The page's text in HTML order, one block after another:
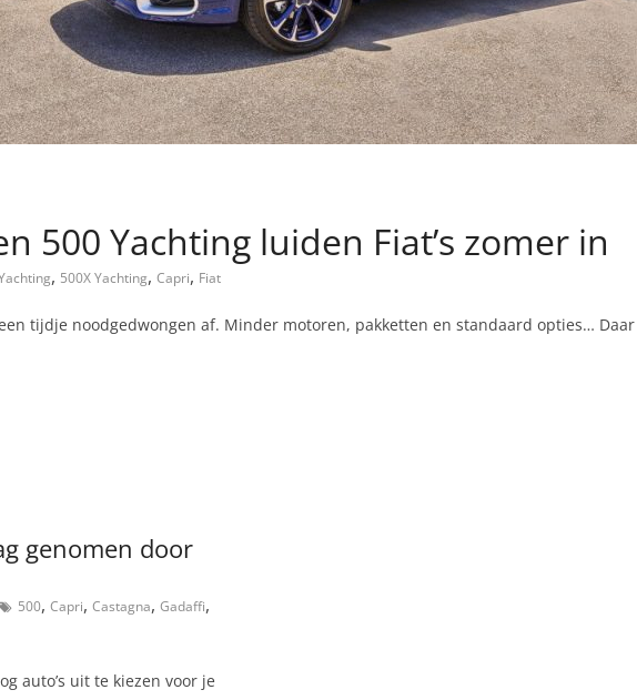
500 Yachting luiden Fiat’s zomer in
, 500X Yachting, Capri, Fiat
tijdje noodgedwongen af. Minder motoren, pakketten en standaard opties… Daar
genomen door
500, Capri, Castagna, Gadaffi,
auto’s uit te kiezen voor je